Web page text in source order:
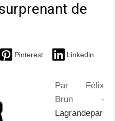
de
Pinterest Linkedin
Par Félix
Brun -
Lagrandepar